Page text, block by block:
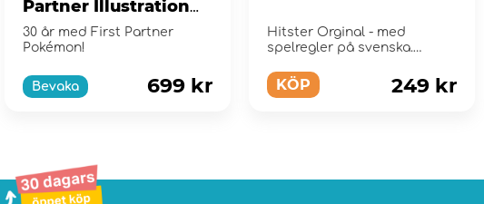
Partner Illustration
Collection - Series 2
30 år med First Partner
Pokémon!
Bevaka 699 kr
Hitster Orginal - med
spelregler på svenska.
KÖP 249 kr